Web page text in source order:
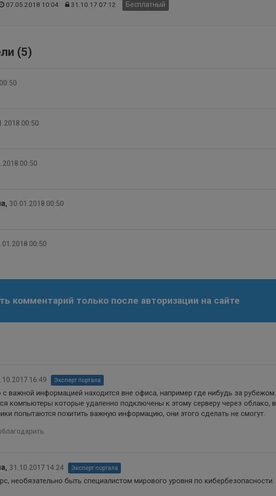
07.05.2018 10:04 31.10.17 07:12 Бесплатный
(5)
00:50
00:50
, 30.01.2018 00:50
00:50
комментарий только после авторизации на сайте
16:49 Эксперт портала
с важной информацией находится вне офиса, например где нибудь за рубежом.
компьютеры которые удаленно подключены к этому серверу через облако, в
попытаются похитить важную информацию, они этого сделать не смогут.
, 31.10.2017 14:24 Эксперт портала
необязательно быть специалистом мирового уровня по кибербезопасности.